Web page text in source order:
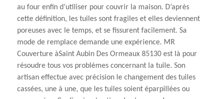
au four enfin d’utiliser pour couvrir la maison. D’après
cette définition, les tuiles sont fragiles et elles deviennent
poreuses avec le temps, et se fissurent facilement. Sa
mode de remplace demande une expérience. MR
Couverture àSaint Aubin Des Ormeaux 85130 est là pour
résoudre tous vos problèmes concernant la tuile. Son
artisan effectue avec précision le changement des tuiles
cassées, une à une, que les tuiles soient éparpillées ou